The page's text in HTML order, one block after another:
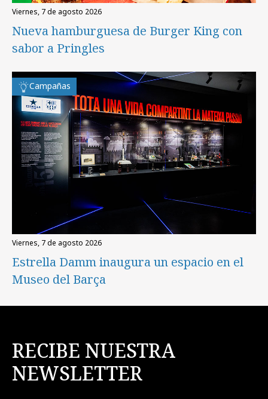
viernes, 7 de agosto 2026
Nueva hamburguesa de Burger King con
sabor a Pringles
Campañas
viernes, 7 de agosto 2026
Estrella Damm inaugura un espacio en el
Museo del Barça
RECIBE NUESTRA
NEWSLETTER